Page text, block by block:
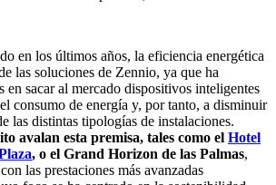
en los últimos años, la eficiencia energética
las soluciones de Zennio, ya que ha
en sacar al mercado dispositivos inteligentes
consumo de energía y, por tanto, a disminuir
las distintas tipologías de instalaciones.
avalan esta premisa, tales como el Hotel
, o el Grand Horizon de las Palmas,
las prestaciones más avanzadas